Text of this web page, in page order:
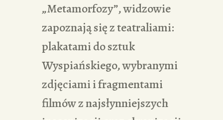
„Metamorfozy”, widzowie
zapoznają się z teatraliami:
plakatami do sztuk
Wyspiańskiego, wybranymi
zdjęciami i fragmentami
filmów z najsłynniejszych